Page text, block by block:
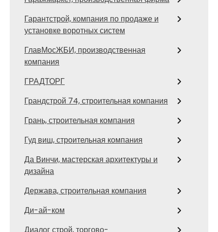
Гарантстрой, компания по продаже и
установке воротных систем
ГлавМосЖБИ, производственная
компания
ГРАДТОРГ
Грандстрой 74, строительная компания
Грань, строительная компания
Гуд виш, строительная компания
Да Винчи, мастерская архитектуры и
дизайна
Держава, строительная компания
Ди-ай-ком